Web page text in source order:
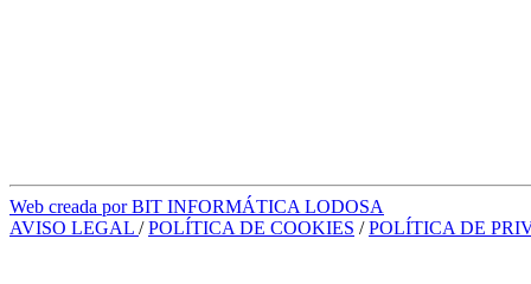
Web creada por BIT INFORMÁTICA LODOSA
AVISO LEGAL /POLÍTICA DE COOKIES /POLÍTICA DE